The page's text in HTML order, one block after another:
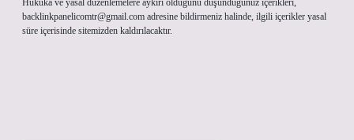
Hukuka ve yasal düzenlemelere aykırı olduğunu düşündüğünüz içerikleri,
backlinkpanelicomtr@gmail.com adresine bildirmeniz halinde, ilgili içerikler yasal
süre içerisinde sitemizden kaldırılacaktır.